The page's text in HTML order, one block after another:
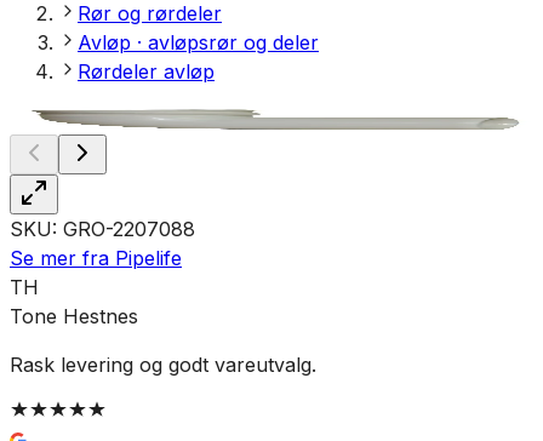
Rør og rørdeler
Avløp · avløpsrør og deler
Rørdeler avløp
SKU: GRO-2207088
Se mer fra Pipelife
TH
Tone Hestnes
Rask levering og godt vareutvalg.